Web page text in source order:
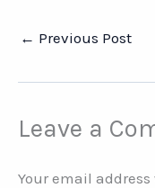
← Previous Post
Leave a
Your email